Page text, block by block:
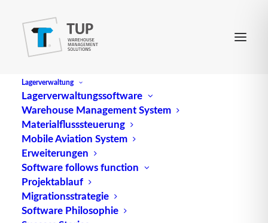
Lagerverwaltung
Lagerverwaltungssoftware
Warehouse Management System
Materialflusssteuerung
Mobile Aviation System
Erweiterungen
Software follows function
Projektablauf
Migrationsstrategie
Software Philosophie